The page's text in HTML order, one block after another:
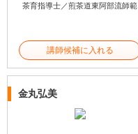
茶育指導士／煎茶道東阿部流師範
講師候補に入れる
金丸弘美